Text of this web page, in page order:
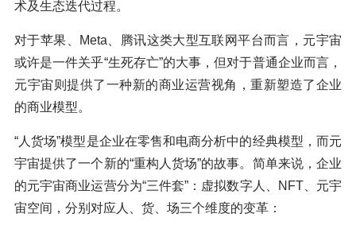
术及生态迭代过程。
对于苹果、Meta、腾讯这类大型互联网平台而言，元宇宙
或许是一件关乎“生死存亡”的大事，但对于普通企业而言，
元宇宙则提供了一种新的商业运营视角，重新塑造了企业
的商业模型。
“人货场”模型是企业在零售和电商分析中的经典模型，而元
宇宙提供了一个新的“重构人货场”的故事。简单来说，企业
的元宇宙商业运营分为“三件套”：虚拟数字人、NFT、元宇
宙空间，分别对应人、货、场三个维度的变革：